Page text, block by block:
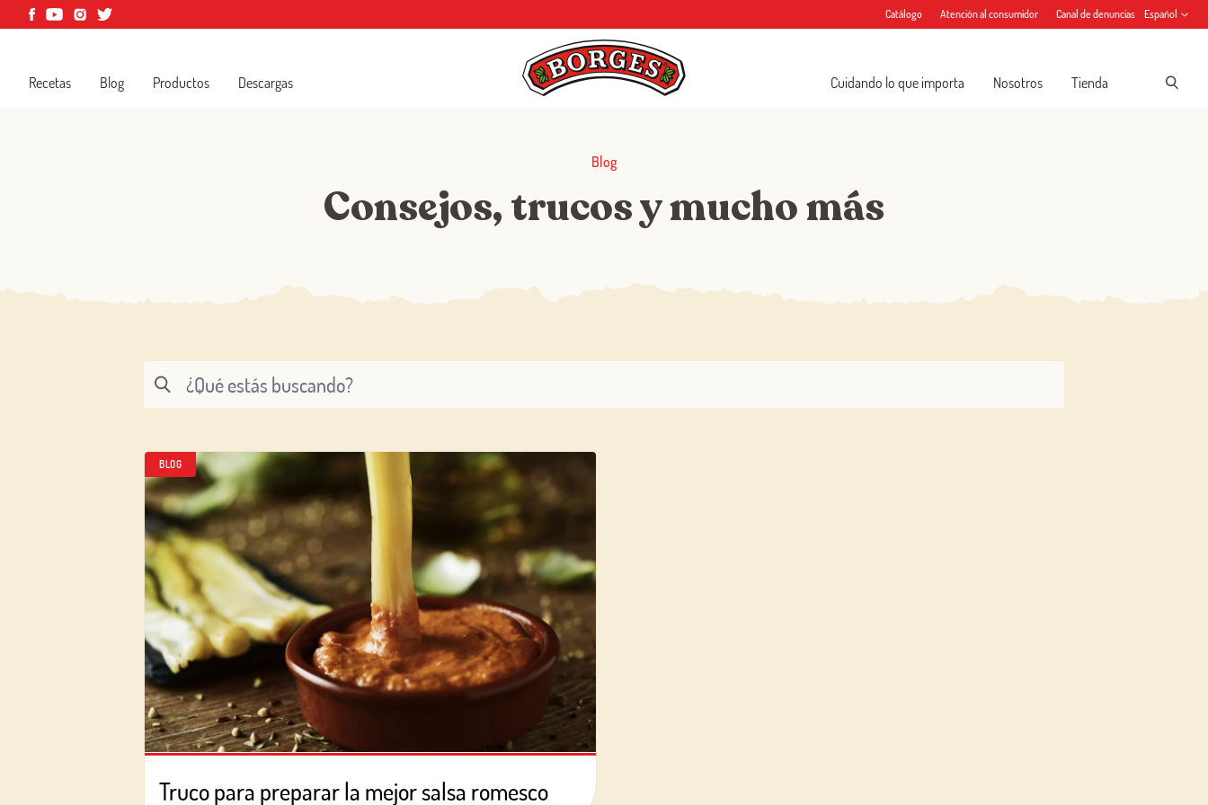
Catálogo Atención al consumidor Canal de denuncias Español
Recetas Blog Productos Descargas Cuidando lo que importa Nosotros Tienda
Blog
Consejos, trucos y mucho más
BLOG
Truco para preparar la mejor salsa romesco
O CON TU DIRECCIÓN DE CORREO ELECTRÓNICO
Correo electrónico
Iniciar sesión
¿Aún no estás ya registrado en el Club Borges?